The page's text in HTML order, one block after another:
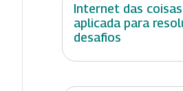
Internet das
aplicada para
desafios